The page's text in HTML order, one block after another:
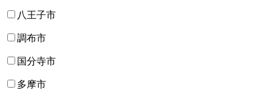
八王子市
調布市
国分寺市
多摩市